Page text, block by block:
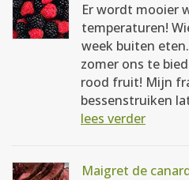
Er wordt mooier
temperaturen!
week buiten
zomer ons te
rood fruit! Mijn
bessenstruiken
lees verder
Maigret de